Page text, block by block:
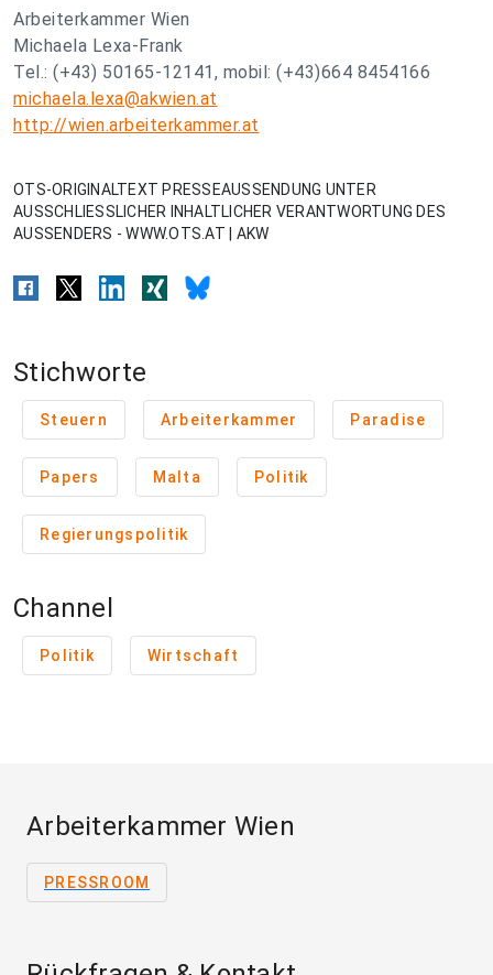
Arbeiterkammer Wien
Michaela Lexa-Frank
Tel.: (+43) 50165-12141, mobil: (+43)664 8454166
michaela.lexa@akwien.at
http://wien.arbeiterkammer.at
OTS-ORIGINALTEXT PRESSEAUSSENDUNG UNTER
AUSSCHLIESSLICHER INHALTLICHER VERANTWORTUNG DES
AUSSENDERS - WWW.OTS.AT | AKW
Stichworte
Steuern Arbeiterkammer Paradise
Papers Malta Politik
Regierungspolitik
Channel
Politik Wirtschaft
Arbeiterkammer Wien
PRESSROOM